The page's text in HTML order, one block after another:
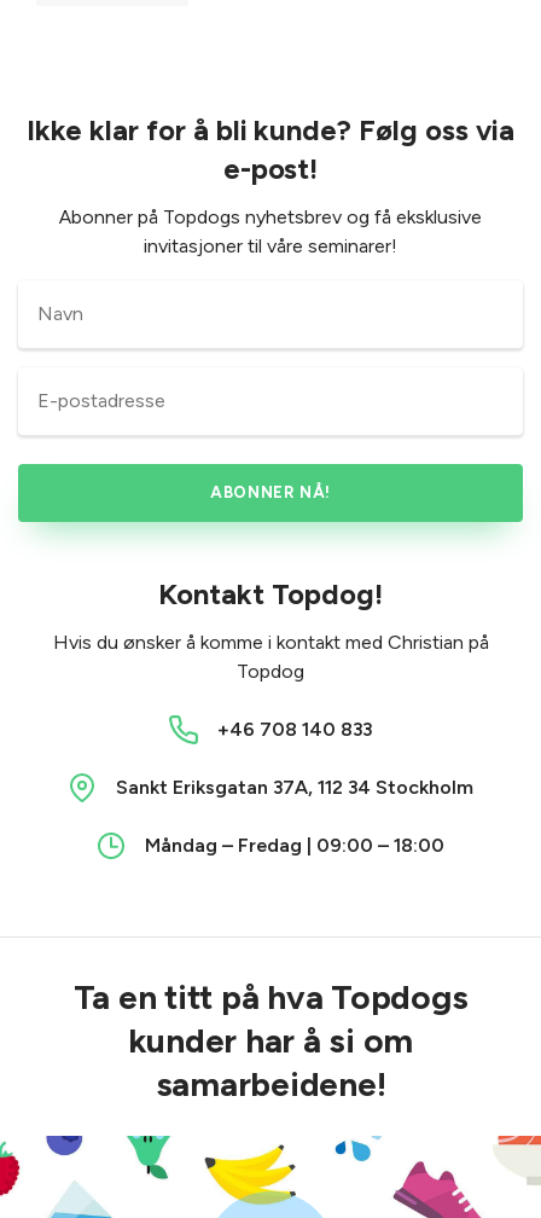
Ikke klar for å bli kunde? Følg oss via
e-post!
Abonner på Topdogs nyhetsbrev og få eksklusive
invitasjoner til våre seminarer!
post *
Kontakt Topdog!
Hvis du ønsker å komme i kontakt med Christian på
Topdog
+46 708 140 833
Sankt Eriksgatan 37A, 112 34 Stockholm
Måndag – Fredag | 09:00 – 18:00
Ta en titt på hva Topdogs
kunder har å si om
samarbeidene!